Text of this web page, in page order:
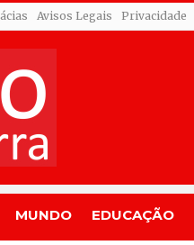
Avisos Legais Privacidade
MUNDO EDUCAÇÃO